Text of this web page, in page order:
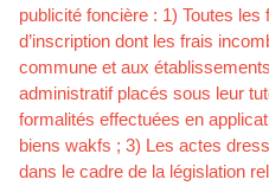
publicité foncière : 1) Toutes
d’inscription dont les frais
commune et aux
administratif placés sous leur
formalités effectuées en
biens wakfs ; 3) Les actes
dans le cadre de la législation